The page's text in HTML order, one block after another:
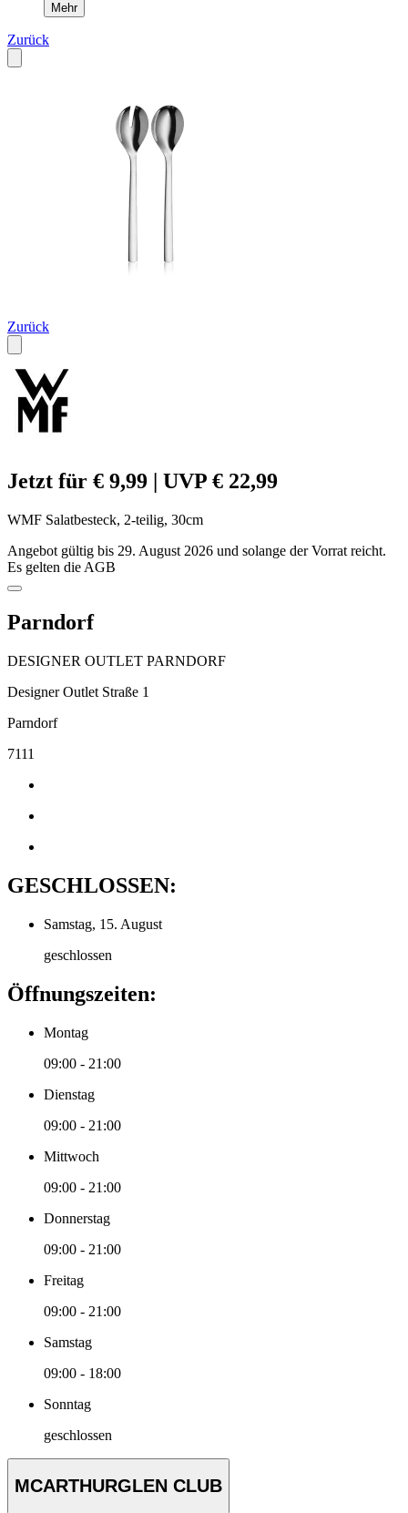
Mehr
Zurück
Zurück
Jetzt für € 9,99 | UVP € 22,99
WMF Salatbesteck, 2-teilig, 30cm
Angebot gültig bis 29. August 2026 und solange der Vorrat reicht.
Es gelten die AGB
Parndorf
DESIGNER OUTLET PARNDORF
Designer Outlet Straße 1
Parndorf
7111
GESCHLOSSEN:
Samstag, 15. August
geschlossen
Öffnungszeiten:
Montag
09:00 - 21:00
Dienstag
09:00 - 21:00
Mittwoch
09:00 - 21:00
Donnerstag
09:00 - 21:00
Freitag
09:00 - 21:00
Samstag
09:00 - 18:00
Sonntag
geschlossen
MCARTHURGLEN CLUB